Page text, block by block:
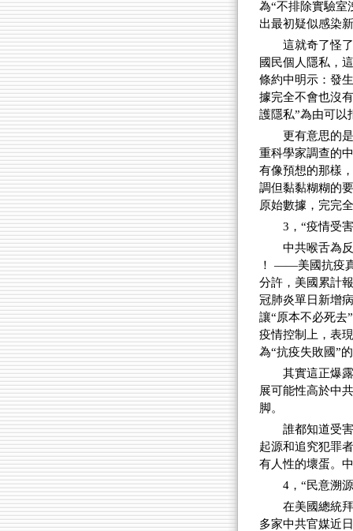
為“不排除實驗室
出最初疑似感染
這就奇了怪
國民個人隱私，
條約中明示：發
據完全不會也沒
護隱私”為由可以
更有意思的
重科學家調查的
有像預想的那樣
調但黏黏糊糊的
原始數據，完完
3，“疫情受
中共喉舌為
！ ——美國抗疫
分許，美國累計
冠肺炎單日新增
讓“原本不必死去
疫情控制上，表
為“抗疫失敗國”
其實這正爆
展可能性高於中
脚。
誰都知道受
起源和追究犯罪
有人性的壞蛋。
4，“民意溯
在美國總統
多家中共官媒近